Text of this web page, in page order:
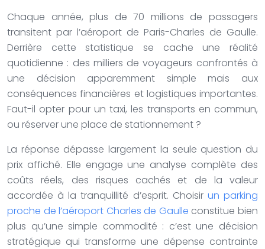
Chaque année, plus de 70 millions de passagers
transitent par l’aéroport de Paris-Charles de Gaulle.
Derrière cette statistique se cache une réalité
quotidienne : des milliers de voyageurs confrontés à
une décision apparemment simple mais aux
conséquences financières et logistiques importantes.
Faut-il opter pour un taxi, les transports en commun,
ou réserver une place de stationnement ?
La réponse dépasse largement la seule question du
prix affiché. Elle engage une analyse complète des
coûts réels, des risques cachés et de la valeur
accordée à la tranquillité d’esprit. Choisir un parking
proche de l’aéroport Charles de Gaulle constitue bien
plus qu’une simple commodité : c’est une décision
stratégique qui transforme une dépense contrainte